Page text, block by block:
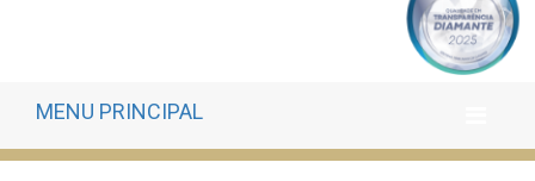
MENU PRINCIPAL